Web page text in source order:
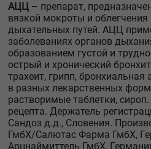
АЦЦ – препарат,
вязкой мокроты и
дыхательных путей. АЦЦ
заболеваниях органов
образованием густой и
острый и хронический
трахеит, грипп,
в разных лекарственных
растворимые таблетки, сироп.
рецепта. Держатель
Сандоз д.д., Словения.
ГмбХ/Салютас Фарма ГмбХ,
Арцнаймиттель ГмбХ,